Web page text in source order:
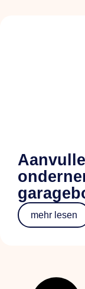
mehr lesen